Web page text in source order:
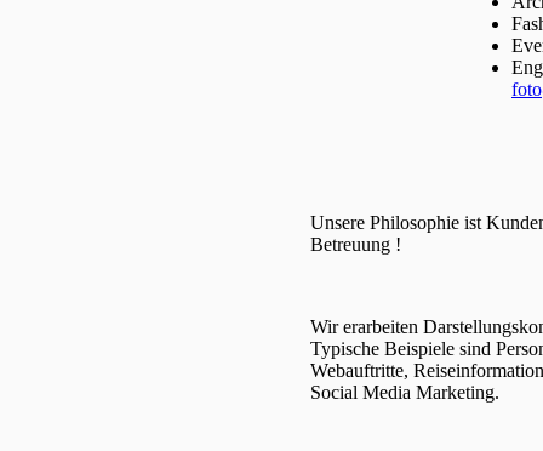
Unsere Philosophie ist
Betreuung !
Wir erarbeiten
Typische Beispiele sind
Webauftritte,
Social Media Marketing.